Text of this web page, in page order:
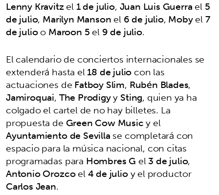
Lenny Kravitzel1 de julio,Juan Luis Guerrael5
de julio, Marilyn Mansonel6 de julio,Mobyel7
de juliooMaroon 5el9 de julio.
El calendario de conciertos internacionales se
extenderá hasta el18 de juliocon las
actuaciones deFatboy Slim, Rubén Blades,
Jamiroquai,The ProdigyySting, quien ya ha
colgado el cartel de no hay billetes. La
propuesta de Green Cow Musicy el
Ayuntamiento de Sevillase completará con
espacio para la música nacional, con citas
programadas para Hombres G el3 de julio,
Antonio Orozcoel4 de julioy el productor
Carlos Jean.